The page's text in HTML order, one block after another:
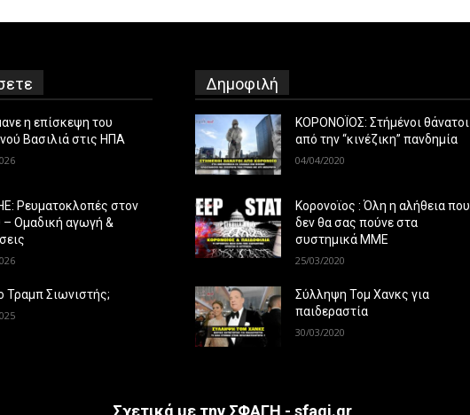
η επίσκεψη του
Βασιλιά στις ΗΠΑ
Ρευματοκλοπές στον
– Ομαδική αγωγή &
Τραμπ Σιωνιστής;
Δημοφιλή
ΚΟΡΟΝΟΪΟΣ: Στήμένοι θάνατοι
από την “κινέζικη” πανδημία
04/04/2020
Κορονοϊος : Όλη η αλήθεια που
δεν θα σας πούνε στα
συστημικά ΜΜΕ
25/03/2020
Σύλληψη Τομ Χανκς για
παιδεραστία
30/03/2020
Σχετικά με την ΣΦΑΓΗ - sfagi.gr